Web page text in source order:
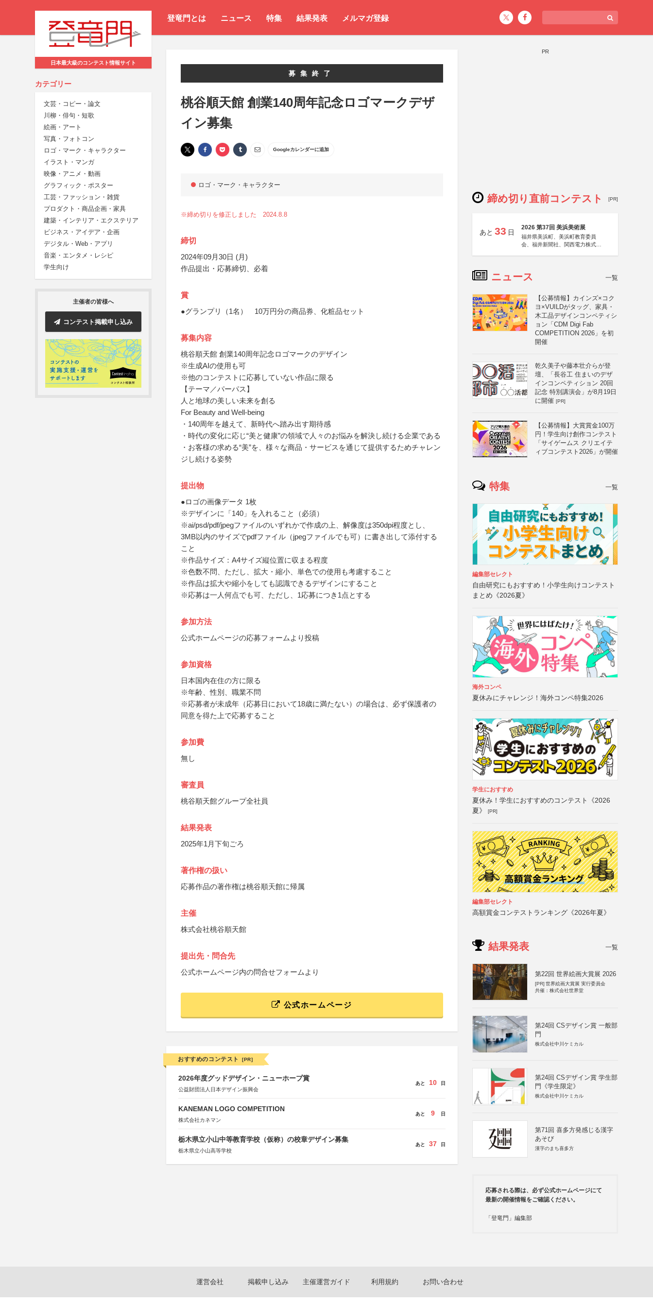
登竜門とは ニュース 特集 結果発表 メルマガ登録
日本最大級のコンテスト情報サイト
カテゴリー
文芸・コピー・論文
川柳・俳句・短歌
絵画・アート
写真・フォトコン
ロゴ・マーク・キャラクター
イラスト・マンガ
映像・アニメ・動画
グラフィック・ポスター
工芸・ファッション・雑貨
プロダクト・商品企画・家具
建築・インテリア・エクステリア
ビジネス・アイデア・企画
デジタル・Web・アプリ
音楽・エンタメ・レシピ
学生向け
主催者の皆様へ
コンテスト掲載申し込み
募集終了
桃谷順天館 創業140周年記念ロゴマークデザ
イン募集
Googleカレンダーに追加
ロゴ・マーク・キャラクター
※締め切りを修正しました 2024.8.8
締切
2024年09月30日 (月)
作品提出・応募締切、必着
賞
●グランプリ（1名） 10万円分の商品券、化粧品セット
募集内容
桃谷順天館 創業140周年記念ロゴマークのデザイン
※生成AIの使用も可
※他のコンテストに応募していない作品に限る
【テーマ／パーパス】
人と地球の美しい未来を創る
For Beauty and Well-being
・140周年を越えて、新時代へ踏み出す期待感
・時代の変化に応じ“美と健康”の領域で人々のお悩みを解決し続ける企業である
・お客様の求める“美”を、様々な商品・サービスを通じて提供するためチャレン
ジし続ける姿勢
提出物
●ロゴの画像データ 1枚
※デザインに「140」を入れること（必須）
※ai/psd/pdf/jpegファイルのいずれかで作成の上、解像度は350dpi程度とし、
3MB以内のサイズでpdfファイル（jpegファイルでも可）に書き出して添付する
こと
※作品サイズ：A4サイズ縦位置に収まる程度
※色数不問、ただし、拡大・縮小、単色での使用も考慮すること
※作品は拡大や縮小をしても認識できるデザインにすること
※応募は一人何点でも可、ただし、1応募につき1点とする
参加方法
公式ホームページの応募フォームより投稿
参加資格
日本国内在住の方に限る
※年齢、性別、職業不問
※応募者が未成年（応募日において18歳に満たない）の場合は、必ず保護者の
同意を得た上で応募すること
参加費
無し
審査員
桃谷順天館グループ全社員
結果発表
2025年1月下旬ごろ
著作権の扱い
応募作品の著作権は桃谷順天館に帰属
主催
株式会社桃谷順天館
提出先・問合先
公式ホームページ内の問合せフォームより
公式ホームページ
おすすめのコンテスト [PR]
2026年度グッドデザイン・ニューホープ賞
公益財団法人日本デザイン振興会
あと 10 日
KANEMAN LOGO COMPETITION
株式会社カネマン
あと 9 日
栃木県立小山中等教育学校（仮称）の校章デザイン募集
栃木県立小山高等学校
あと 37 日
PR
締め切り直前コンテスト [PR]
あと 33 日
2026 第37回 美浜美術展
福井県美浜町、美浜町教育委員
会、福井新聞社、関西電力株式会
ニュース 一覧
【公募情報】カインズ×コク
ヨ×VUILDがタッグ、家具・
木工品デザインコンペティシ
ョン「CDM Digi Fab
COMPETITION 2026」を初
開催
乾久美子や藤本壮介らが登
壇、「長谷工 住まいのデザ
インコンペティション 20回
記念 特別講演会」が8月19日
に開催 [PR]
【公募情報】大賞賞金100万
円！学生向け創作コンテスト
「サイゲームス クリエイテ
ィブコンテスト2026」が開催
特集 一覧
編集部セレクト
自由研究にもおすすめ！小学生向けコンテスト
まとめ《2026夏》
海外コンペ
夏休みにチャレンジ！海外コンペ特集2026
学生におすすめ
夏休み！学生におすすめのコンテスト《2026
夏》
[PR]
編集部セレクト
高額賞金コンテストランキング《2026年夏》
結果発表 一覧
第22回 世界絵画大賞展 2026
[PR] 世界絵画大賞展 実行委員会
共催：株式会社世界堂
第24回 CSデザイン賞 一般部
門
株式会社中川ケミカル
第24回 CSデザイン賞 学生部
門《学生限定》
株式会社中川ケミカル
第71回 喜多方発感じる漢字
あそび
漢字のまち喜多方
応募される際は、必ず公式ホームページにて
最新の開催情報をご確認ください。
「登竜門」編集部
運営会社 掲載申し込み 主催運営ガイド 利用規約 お問い合わせ